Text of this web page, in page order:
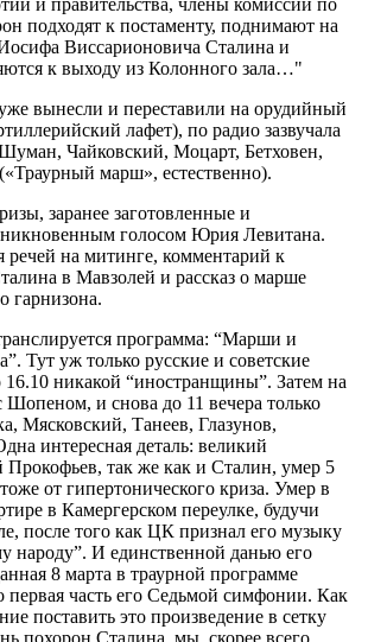
подходят к постаменту, поднимают на
Виссарионовича Сталина и
к выходу из Колонного зала…"
вынесли и переставили на орудийный
лафет), по радио зазвучала
Чайковский, Моцарт, Бетховен,
марш», естественно).
заранее заготовленные и
голосом Юрия Левитана.
речей на митинге, комментарий к
в Мавзолей и рассказ о марше
гарнизона.
программа: “Марши и
Тут уж только русские и советские
никакой “иностранщины”. Затем на
и снова до 11 вечера только
Мясковский, Танеев, Глазунов,
интересная деталь: великий
Прокофьев, так же как и Сталин, умер 5
от гипертонического криза. Умер в
в Камергерском переулке, будучи
после того как ЦК признал его музыку
народу”. И единственной данью его
8 марта в траурной программе
первая часть его Седьмой симфонии. Как
поставить это произведение в сетку
похорон Сталина, мы, скорее всего,